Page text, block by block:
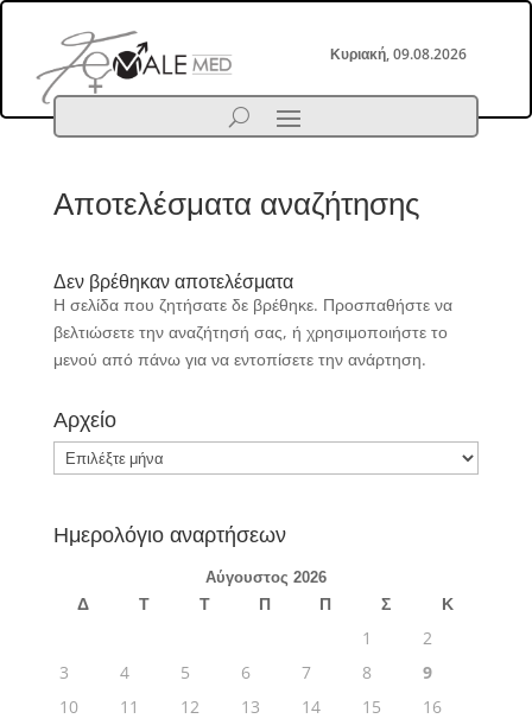
Κυριακή, 09.08.2026
Αποτελέσματα αναζήτησης
Δεν βρέθηκαν αποτελέσματα
Η σελίδα που ζητήσατε δε βρέθηκε. Προσπαθήστε να
βελτιώσετε την αναζήτησή σας, ή χρησιμοποιήστε το
μενού από πάνω για να εντοπίσετε την ανάρτηση.
Αρχείο
Αρχείο
Ημερολόγιο αναρτήσεων
Αύγουστος 2026
Δ Τ Τ Π Π Σ
Κ
1
2
3
4 5 6 7 8
9
10
11 12 13 14 15
16